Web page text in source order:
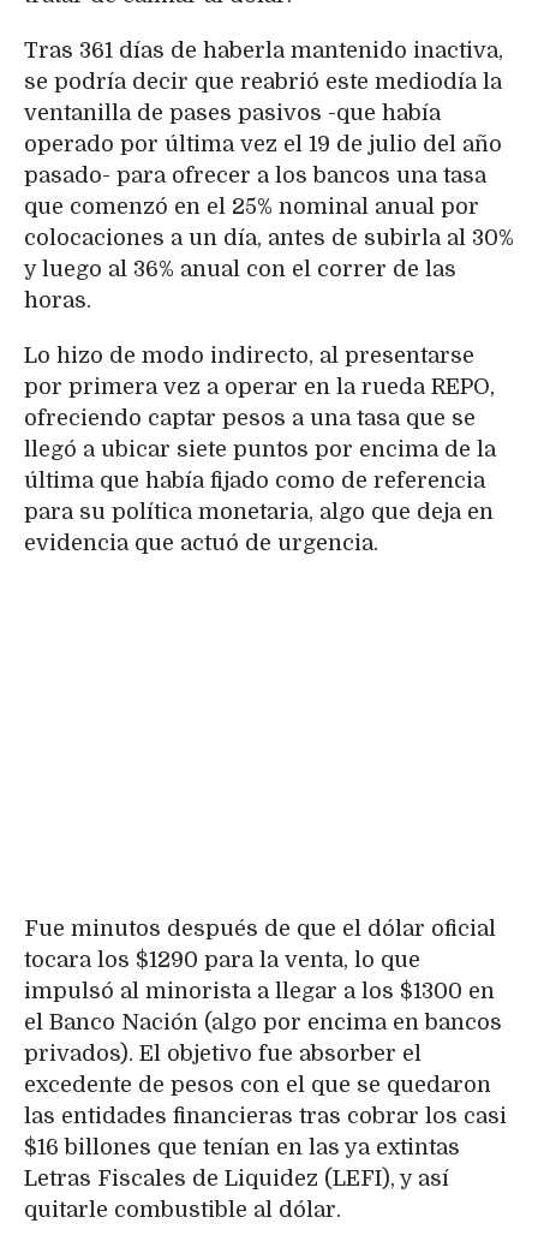
Tras 361 días de haberla mantenido inactiva,
se podría decir que reabrió este mediodía la
ventanilla de pases pasivos -que había
operado por última vez el 19 de julio del año
pasado- para ofrecer a los bancos una tasa
que comenzó en el 25% nominal anual por
colocaciones a un día, antes de subirla al 30%
y luego al 36% anual con el correr de las
horas.
Lo hizo de modo indirecto, al presentarse
por primera vez a operar en la rueda REPO,
ofreciendo captar pesos a una tasa que se
llegó a ubicar siete puntos por encima de la
última que había fijado como de referencia
para su política monetaria, algo que deja en
evidencia que actuó de urgencia.
Fue minutos después de que el dólar oficial
tocara los $1290 para la venta, lo que
impulsó al minorista a llegar a los $1300 en
el Banco Nación (algo por encima en bancos
privados). El objetivo fue absorber el
excedente de pesos con el que se quedaron
las entidades financieras tras cobrar los casi
$16 billones que tenían en las ya extintas
Letras Fiscales de Liquidez (LEFI), y así
quitarle combustible al dólar.